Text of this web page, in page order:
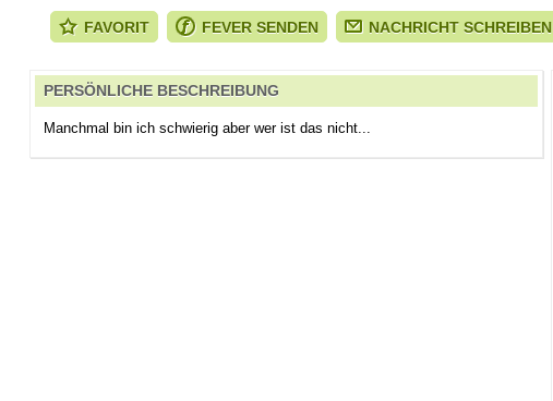
FAVORIT FEVER SENDEN NACHRICHT SCHREIBEN
PERSÖNLICHE BESCHREIBUNG
Manchmal bin ich schwierig aber wer ist das nicht...